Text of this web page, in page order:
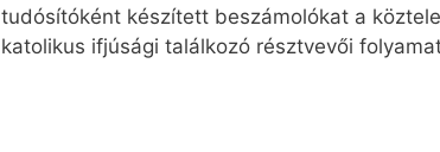
tudósítóként készített beszámolókat a
katolikus ifjúsági találkozó résztvevői